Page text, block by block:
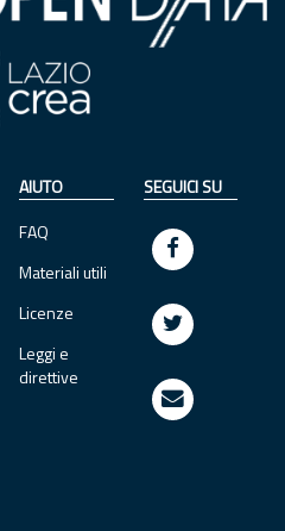
AIUTO
FAQ
Materiali utili
Licenze
Leggi e
direttive
SEGUICI SU